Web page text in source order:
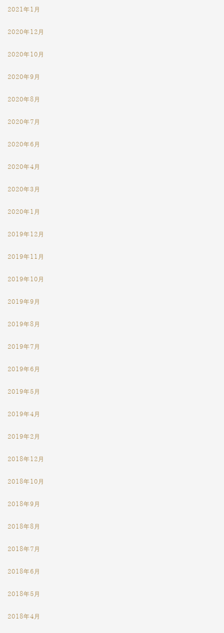
2021年1月
2020年12月
2020年10月
2020年9月
2020年8月
2020年7月
2020年6月
2020年4月
2020年3月
2020年1月
2019年12月
2019年11月
2019年10月
2019年9月
2019年8月
2019年7月
2019年6月
2019年5月
2019年4月
2019年2月
2018年12月
2018年10月
2018年9月
2018年8月
2018年7月
2018年6月
2018年5月
2018年4月